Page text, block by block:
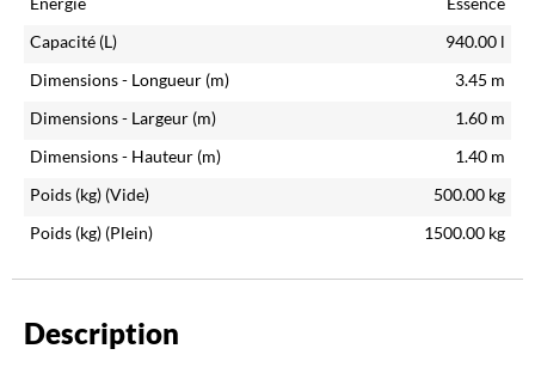
Capacité (L)
940.00 l
Dimensions - Longueur (m)
3.45 m
Dimensions - Largeur (m)
1.60 m
Dimensions - Hauteur (m)
1.40 m
Poids (kg) (Vide) 500.00 kg
Poids (kg) (Plein) 1500.00 kg
Description